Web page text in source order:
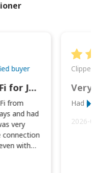
buyer
Great Pocket WiFi for Japan Travel
from
and had
very
connection
with
Very
Had
2026-